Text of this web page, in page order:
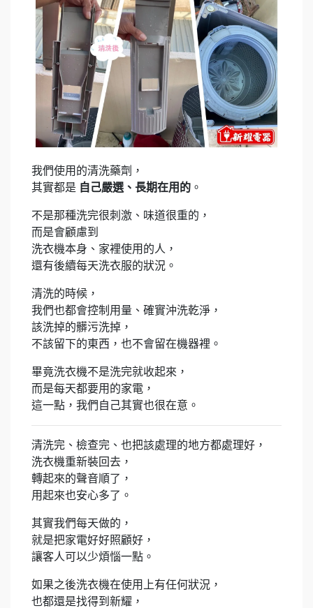
我們使用的清洗藥劑，
其實都是 自己嚴選、長期在用的 。
不是那種洗完很刺激、味道很重的，
而是會顧慮到
洗衣機本身、家裡使用的人，
還有後續每天洗衣服的狀況。
清洗的時候，
我們也都會控制用量、確實沖洗乾淨，
該洗掉的髒污洗掉，
不該留下的東西，也不會留在機器裡。
畢竟洗衣機不是洗完就收起來，
而是每天都要用的家電，
這一點，我們自己其實也很在意。
清洗完、檢查完、也把該處理的地方都處理好，
洗衣機重新裝回去，
轉起來的聲音順了，
用起來也安心多了。
其實我們每天做的，
就是把家電好好照顧好，
讓客人可以少煩惱一點。
如果之後洗衣機在使用上有任何狀況，
也都還是找得到新耀，